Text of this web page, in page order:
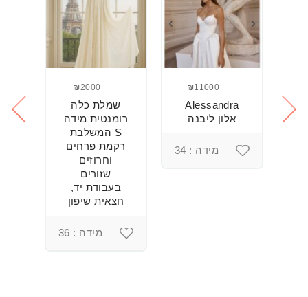
₪11000
Alessandra
אלון ליבנה
מידה : 34
₪2000
שמלת כלה
רומנטית מידה
S המשלבת
רקמת פרחים
וחרוזים
שזורים
בעבודת יד,
חצאית שיפון
מידה : 36